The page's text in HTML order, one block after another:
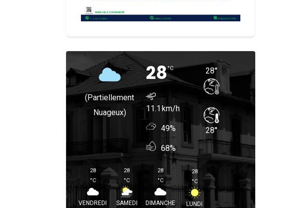
(partiellement
Nuageux)
28°C
11.1
49%
68%
28°
28°
28
°C
VENDREDI
28
°C
SAMEDI
28
°C
DIMANCHE
28
°C
LUNDI